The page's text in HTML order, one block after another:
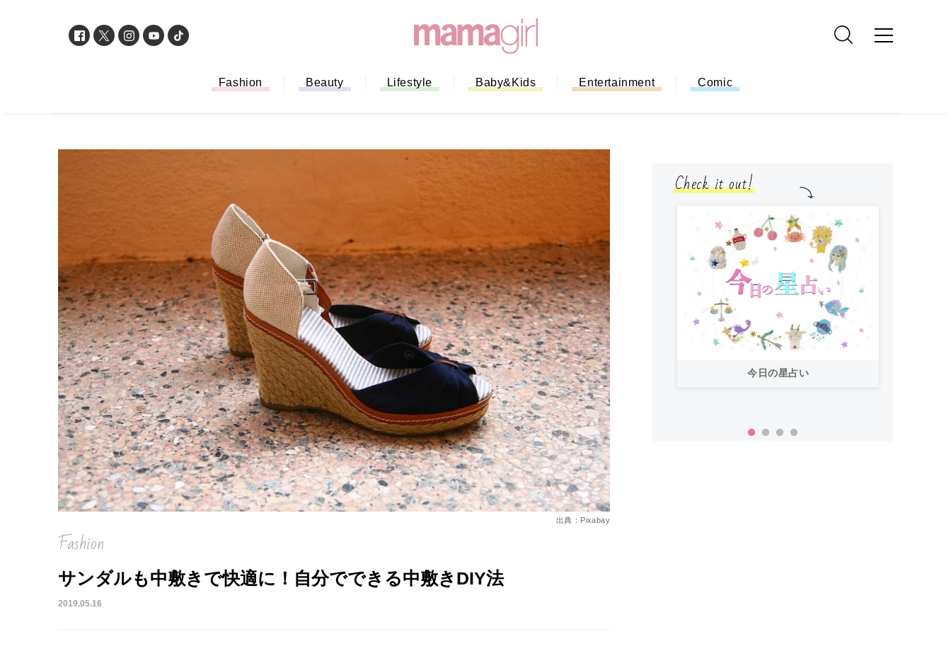
Fashion Beauty Lifestyle Baby&Kids Entertainment Comic
出典：Pixabay
Fashion
サンダルも中敷きで快適に！自分でできる中敷きDIY法
2019.05.16
Check it out!
「もう行列に並ばない！」ミスドのモ
バイルオーダー完全ガイド｜支払い方
法から受け取り方までネットオーダー
を徹底解説
今日の星占い